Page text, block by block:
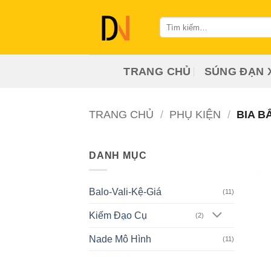
dung
Tìm
kiếm:
TRANG CHỦ SÚNG ĐẠN
TRANG CHỦ / PHỤ KIỆN / BIA
DANH MỤC
Balo-Vali-Kệ-Giá (11)
Kiếm Đạo Cụ (2)
Nade Mô Hình (11)